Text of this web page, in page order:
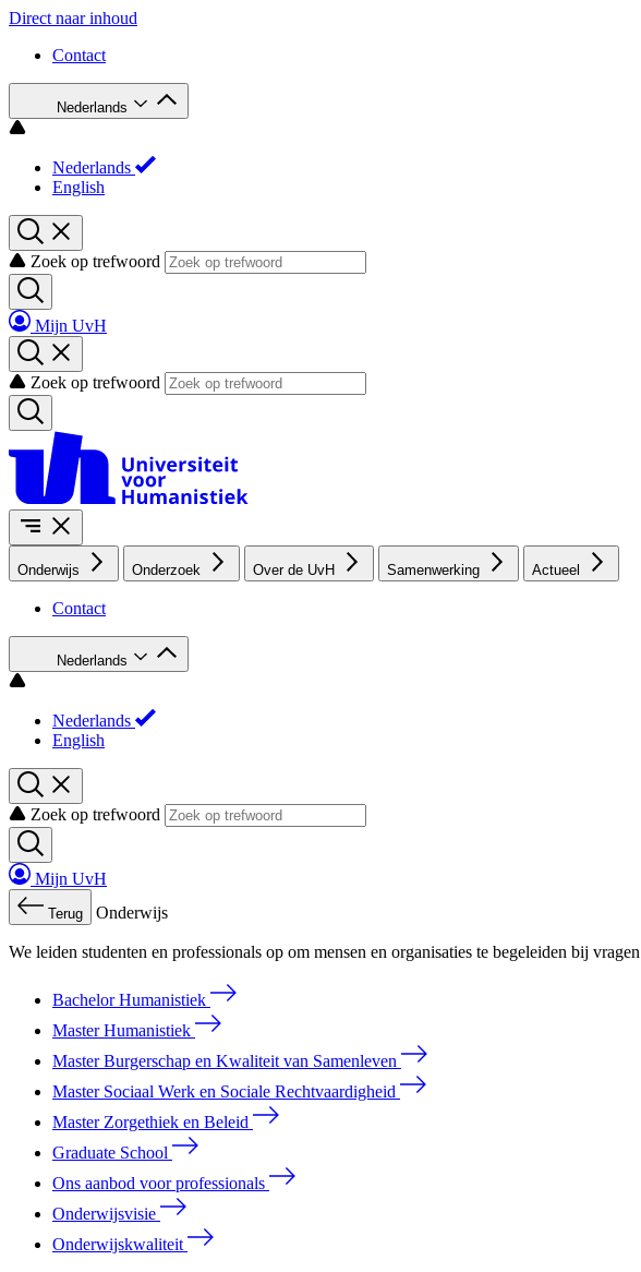
Direct naar inhoud
Contact
Nederlands
Nederlands
English
Zoek op trefwoord
Mijn UvH
Zoek op trefwoord
Onderwijs Onderzoek Over de UvH Samenwerking Actueel
Contact
Nederlands
Nederlands
English
Zoek op trefwoord
Mijn UvH
Terug Onderwijs
We leiden studenten en professionals op om mensen en organisaties te begeleiden bij
Bachelor Humanistiek
Master Humanistiek
Master Burgerschap en Kwaliteit van Samenleven
Master Sociaal Werk en Sociale Rechtvaardigheid
Master Zorgethiek en Beleid
Graduate School
Ons aanbod voor professionals
Onderwijsvisie
Onderwijskwaliteit